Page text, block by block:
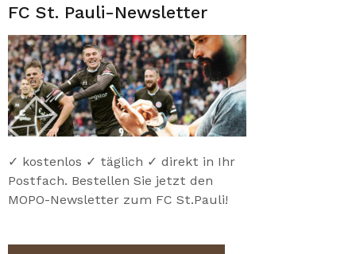
FC St. Pauli-Newsletter
✓ kostenlos ✓ täglich ✓ direkt in Ihr
Postfach. Bestellen Sie jetzt den
MOPO-Newsletter zum FC St.Pauli!